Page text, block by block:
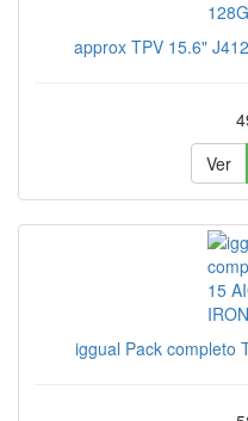
approx TPV 15.6"
Ver
iggual Pack completo